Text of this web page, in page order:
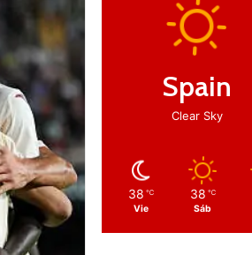
Spain
Clear Sky
38 ℃
Vie
38 ℃
Sáb